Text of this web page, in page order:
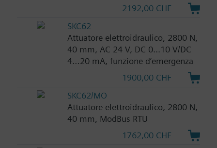
2192,00 CHF
SKC62
Attuatore elettroidraulico, 2800 N,
40 mm, AC 24 V, DC 0...10 V/DC
4…20 mA, funzione d‘emergenza
1900,00 CHF
SKC62/MO
Attuatore elettroidraulico, 2800 N,
40 mm, ModBus RTU
1762,00 CHF